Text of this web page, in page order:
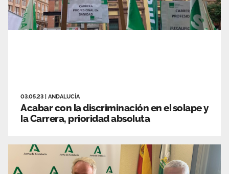
03.05.23 ANDALUCÍA
Acabar con la discriminación en el solape y
la Carrera, prioridad absoluta